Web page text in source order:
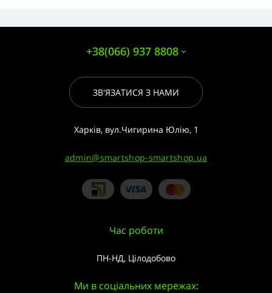
+38(066) 937 8808
ЗВ'ЯЗАТИСЯ З НАМИ
Харків, вул.Чигирина Юлію, 1
admin@smartshop-smartshop.ua
Час роботи
ПН-НД, Цілодобово
Ми в соціальних мережах: